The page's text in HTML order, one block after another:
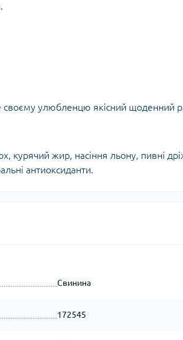
своєму улюбленцю якісний щоденний
курячий жир, насіння льону, пивні
антиоксиданти.
Свинина
172545